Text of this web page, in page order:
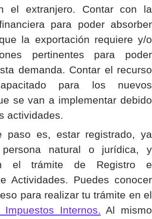
el extranjero. Contar con la
para poder absorber
la exportación requiere y/o
pertinentes para poder
demanda. Contar el recurso
para los nuevos
se van a implementar debido
actividades.
paso es, estar registrado, ya
natural o jurídica, y
el trámite de Registro e
Actividades. Puedes conocer
para realizar tu trámite en el
Internos. Al mismo